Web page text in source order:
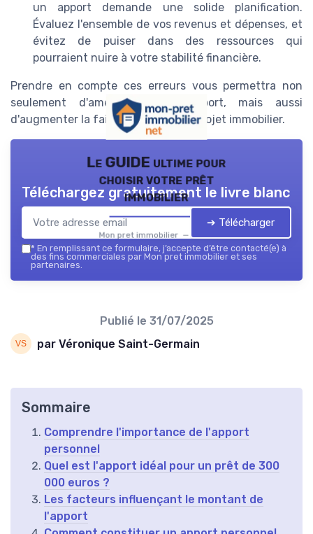
un apport demande une solide planification.
Évaluez l'ensemble de vos revenus et dépenses, et
évitez de puiser dans des ressources qui
pourraient nuire à votre stabilité financière.
Prendre en compte ces erreurs vous permettra non
seulement d'améliorer votre apport, mais aussi
d'augmenter la faisabilité de votre projet immobilier.
Le GUIDE ultime pour
choisir votre prêt
immobilier
Mon pret immobilier — 2026
Téléchargez gratuitement le livre blanc
➔ Télécharger
* En remplissant ce formulaire, j’accepte d’être contacté(e) à
des fins commerciales par Mon pret immobilier et ses
partenaires.
Publié le 31/07/2025
par Véronique Saint-Germain
Sommaire
Comprendre l'importance de l'apport
personnel
Quel est l'apport idéal pour un prêt de 300
000 euros ?
Les facteurs influençant le montant de
l'apport